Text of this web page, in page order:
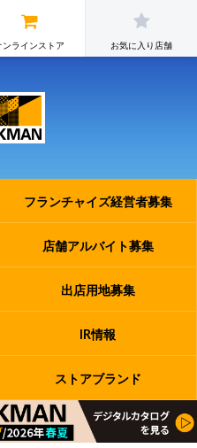
ンラインストア お気に入り店舗
フランチャイズ経営者募集
店舗アルバイト募集
出店用地募集
IR情報
ストアブランド